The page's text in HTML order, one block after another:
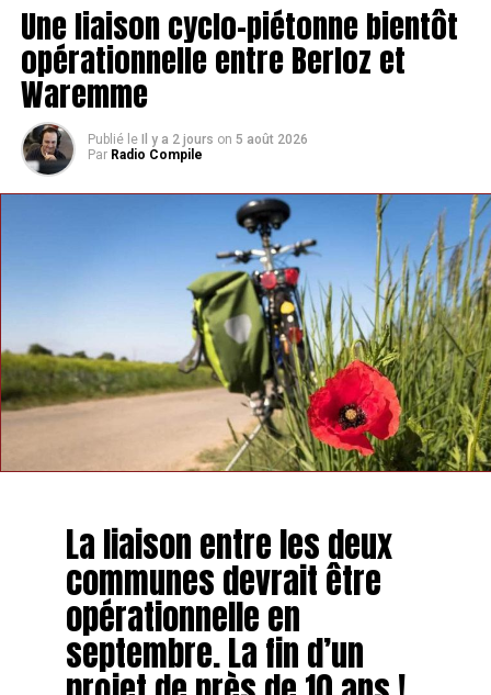
Une liaison cyclo-piétonne bientôt
opérationnelle entre Berloz et
Waremme
Publié le Il y a 2 jours on 5 août 2026
Par Radio Compile
La liaison entre les deux
communes devrait être
opérationnelle en
septembre. La fin d’un